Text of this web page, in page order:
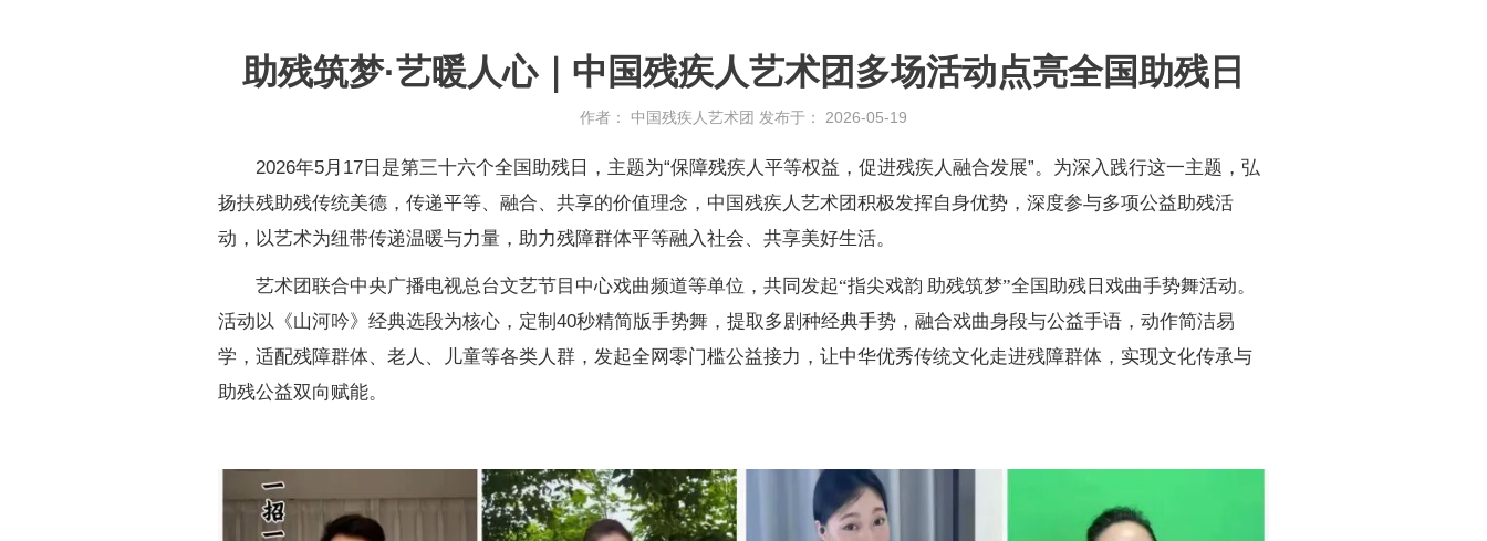
助残筑梦·艺暖人心｜中国残疾人艺术团多场活动点亮全国助残日
作者： 中国残疾人艺术团 发布于： 2026-05-19
2026年5月17日是第三十六个全国助残日，主题为“保障残疾人平等权益，促进残疾人融合发展”。为深入践行这一主题，弘
扬扶残助残传统美德，传递平等、融合、共享的价值理念，中国残疾人艺术团积极发挥自身优势，深度参与多项公益助残活
动，以艺术为纽带传递温暖与力量，助力残障群体平等融入社会、共享美好生活。
艺术团联合中央广播电视总台文艺节目中心戏曲频道等单位，共同发起“指尖戏韵 助残筑梦”全国助残日戏曲手势舞活动。
活动以 《山河吟》 经典选段为核心，定制 40秒精简版手势舞，提取多剧种经典手势，融合戏曲身段与公益手语，动作简洁易
学，适配残障群体、老人、儿童等各类人群，发起全网零门槛公益接力，让中华优秀传统文化走进残障群体，实现文化传承与
助残公益双向赋能。